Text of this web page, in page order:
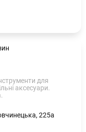
для
аксесуари.
225а